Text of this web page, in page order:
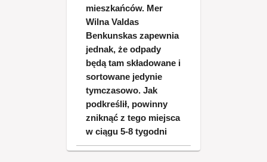
mieszkańców. Mer
Wilna Valdas
Benkunskas zapewnia
jednak, że odpady
będą tam składowane i
sortowane jedynie
tymczasowo. Jak
podkreślił, powinny
zniknąć z tego miejsca
w ciągu 5-8 tygodni